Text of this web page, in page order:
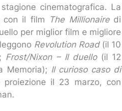
cinematografica. La
con il film The Millionaire di
per miglior film e migliore
Revolution Road (il 10
Frost/Nixon – Il duello (il 12
Memoria); Il curioso caso di
il 23 marzo, con